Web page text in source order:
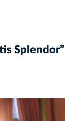
Splendor”